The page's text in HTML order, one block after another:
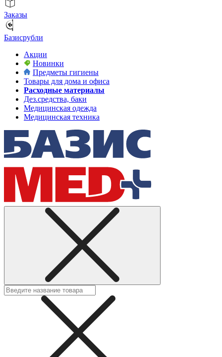
Заказы
Базисрубли
Акции
Новинки
Предметы гигиены
Товары для дома и офиса
Расходные материалы
Дез.средства, баки
Медицинская одежда
Медицинская техника